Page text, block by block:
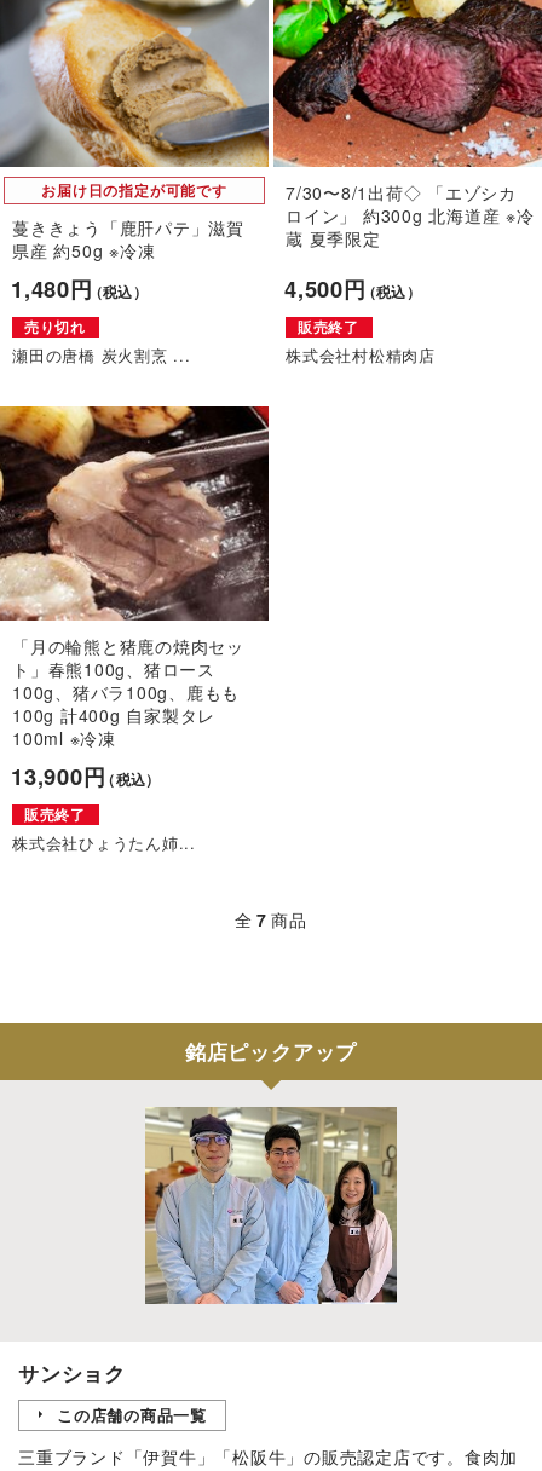
お届け日の指定が可能です
蔓ききょう「鹿肝パテ」滋賀
県産 約50g ※冷凍
1,480円（税込）
売り切れ
瀬田の唐橋 炭火割烹 ...
7/30〜8/1出荷◇ 「エゾシカ
ロイン」 約300g 北海道産 ※冷
蔵 夏季限定
4,500円（税込）
販売終了
株式会社村松精肉店
「月の輪熊と猪鹿の焼肉セッ
ト」春熊100g、猪ロース
100g、猪バラ100g、鹿もも
100g 計400g 自家製タレ
100ml ※冷凍
13,900円（税込）
販売終了
株式会社ひょうたん姉...
全 7 商品
銘店ピックアップ
サンショク
この店舗の商品一覧
三重ブランド「伊賀牛」「松阪牛」の販売認定店です。食肉加